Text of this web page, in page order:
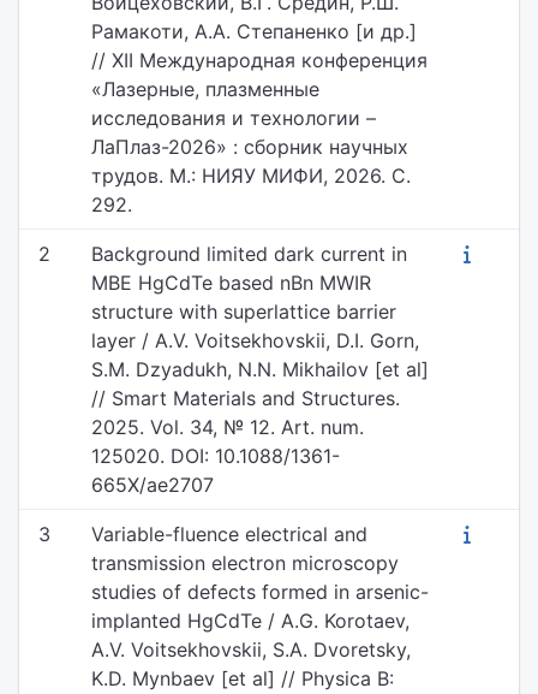
Рамакоти, А.А. Степаненко [и др.]
// XII Международная конференция
«Лазерные, плазменные
исследования и технологии –
ЛаПлаз-2026» : сборник научных
трудов. М.: НИЯУ МИФИ, 2026. С.
292.
2
Background limited dark current in
MBE HgCdTe based nBn MWIR
structure with superlattice barrier
layer / A.V. Voitsekhovskii, D.I. Gorn,
S.M. Dzyadukh, N.N. Mikhailov [et al]
// Smart Materials and Structures.
2025. Vol. 34, № 12. Art. num.
125020. DOI: 10.1088/1361-
665X/ae2707
3
Variable-fluence electrical and
transmission electron microscopy
studies of defects formed in arsenic-
implanted HgCdTe / A.G. Korotaev,
A.V. Voitsekhovskii, S.A. Dvoretsky,
K.D. Mynbaev [et al] // Physica B: